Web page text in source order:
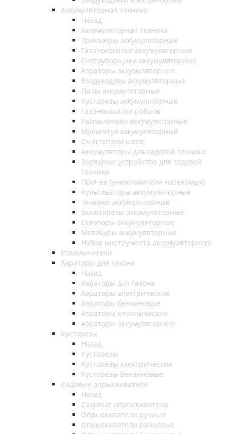
Аккумуляторная техника
Назад
Аккумуляторная техника
Триммеры аккумуляторные
Газонокосилки аккумуляторные
Снегоуборщики аккумуляторные
Аэраторы аккумуляторные
Воздуходувы аккумуляторные
Пилы аккумуляторные
Кусторезы аккумуляторные
Газонокосилки роботы
Распылители аккумуляторные
Мультитул аккумуляторный
Очистители швов
Аккумуляторы для садовой техники
Зарядные устройства для садовой
техники
Прочее (унижтожители насекомых)
Культиваторы аккумуляторные
Тележки аккумуляторные
Высоторезы аккумуляторные
Секаторы аккумуляторные
Мотобуры аккумуляторные
Набор инструмента аккумуляторного
Измельчители
Аэраторы для газона
Назад
Аэраторы для газона
Аэраторы электрические
Аэраторы бензиновые
Аэраторы механические
Аэраторы аккумуляторные
Кусторезы
Назад
Кусторезы
Кусторезы электрические
Кусторезы бензиновые
Садовые опрыскиватели
Назад
Садовые опрыскиватели
Опрыскиватели ручные
Опрыскиватели ранцевые